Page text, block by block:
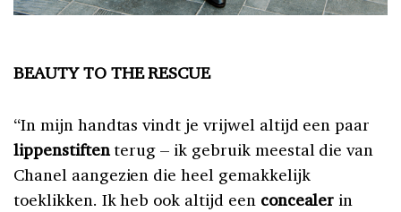
BEAUTY TO THE RESCUE
“In mijn handtas vindt je vrijwel altijd een paar
lippenstiftenterug – ik gebruik meestal die van
Chanel aangezien die heel gemakkelijk
toeklikken. Ik heb ook altijd een concealer in